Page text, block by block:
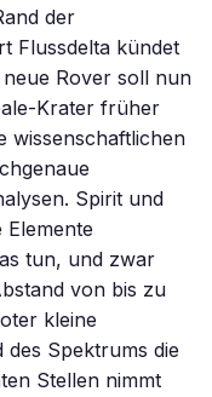
der
Flussdelta kündet
Rover soll nun
Krater früher
wissenschaftlichen
Spirit und
tun, und zwar
von bis zu
kleine
Spektrums die
Stellen nimmt